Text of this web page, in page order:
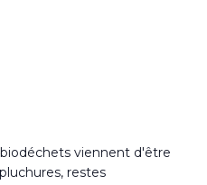
viennent d'être
restes